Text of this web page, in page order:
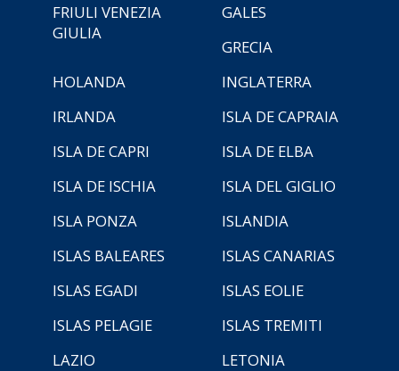
FRIULI VENEZIA
GIULIA
GALES
GRECIA
HOLANDA
INGLATERRA
IRLANDA
ISLA DE CAPRAIA
ISLA DE CAPRI
ISLA DE ELBA
ISLA DE ISCHIA
ISLA DEL GIGLIO
ISLA PONZA
ISLANDIA
ISLAS BALEARES
ISLAS CANARIAS
ISLAS EGADI
ISLAS EOLIE
ISLAS PELAGIE
ISLAS TREMITI
LAZIO
LETONIA